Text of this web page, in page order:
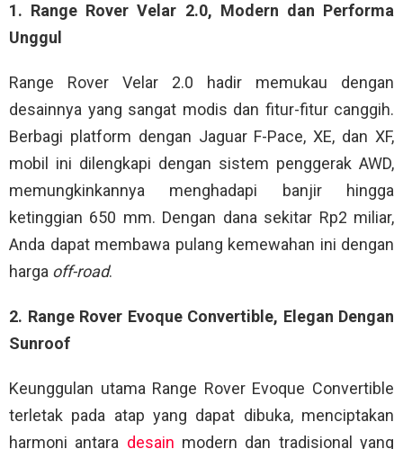
1. Range Rover Velar 2.0, Modern dan Performa
Unggul
Range Rover Velar 2.0 hadir memukau dengan
desainnya yang sangat modis dan fitur-fitur canggih.
Berbagi platform dengan Jaguar F-Pace, XE, dan XF,
mobil ini dilengkapi dengan sistem penggerak AWD,
memungkinkannya menghadapi banjir hingga
ketinggian 650 mm. Dengan dana sekitar Rp2 miliar,
Anda dapat membawa pulang kemewahan ini dengan
harga off-road.
2. Range Rover Evoque Convertible, Elegan Dengan
Sunroof
Keunggulan utama Range Rover Evoque Convertible
terletak pada atap yang dapat dibuka, menciptakan
harmoni antara desain modern dan tradisional yang